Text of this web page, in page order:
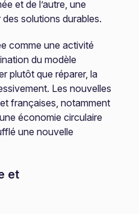
et de l’autre, une
solutions durables.
comme une activité
du modèle
plutôt que réparer, la
Les nouvelles
françaises, notamment
économie circulaire
une nouvelle
et